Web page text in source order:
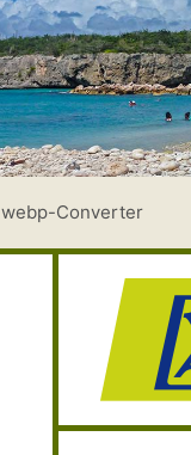
webp-Converter